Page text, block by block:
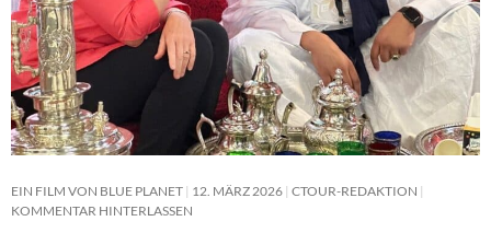
EIN FILM VON BLUE PLANET 12. MÄRZ 2026 CTOUR-REDAKTION
KOMMENTAR HINTERLASSEN